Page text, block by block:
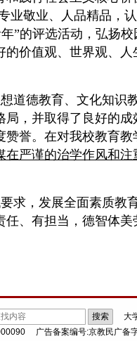
业敬业、人品精品，
”的评选活动，弘扬
价值观、世界观、
道德教育、文化知识
局，并取得了良好的
誉。在对我校教育
在严谨的治学作风和
求，发展全面素质教
、有担当，德智体
搜索
大
广告备案编号:京教民广备